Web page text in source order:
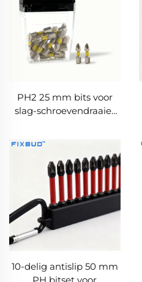
PH2 25 mm bits voor
slag-schroevendraaier
10-delig antislip 50 mm
PH bitset voor